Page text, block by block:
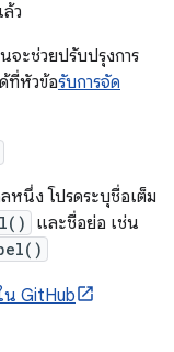
ว
จะช่วยปรับปรุงการ
ที่หัวข้อรับการจัด
หนึ่ง โปรดระบุชื่อเต็ม
และชื่อย่อ เช่น
น GitHub